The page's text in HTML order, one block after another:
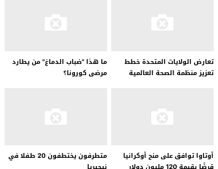
تعارض الولايات المتحدة خطط
تعزيز منظمة الصحة العالمية
ما هذا "ضباب الدماغ" من يطارد
مرضى كورونا؟
أوتاوا توافق على منح أوكرانيا
متطرفون يختطفون 20 طفلا في